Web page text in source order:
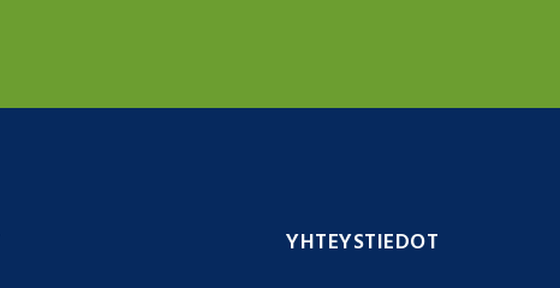
YHTEYSTIEDOT